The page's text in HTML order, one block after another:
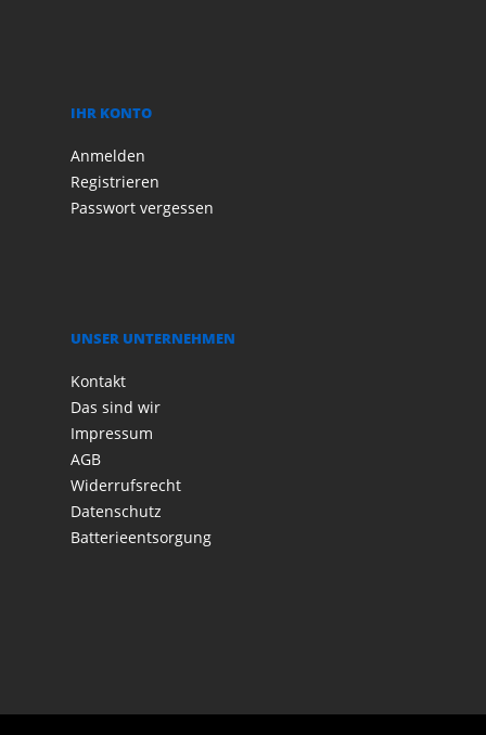
IHR KONTO
Anmelden
Registrieren
Passwort vergessen
UNSER UNTERNEHMEN
Kontakt
Das sind wir
Impressum
AGB
Widerrufsrecht
Datenschutz
Batterieentsorgung